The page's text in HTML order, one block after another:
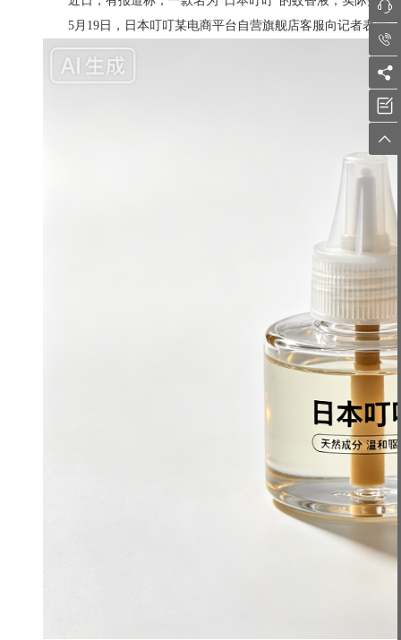
5月19日，日本叮叮某电商平台自营旗舰店客服向记者表示




